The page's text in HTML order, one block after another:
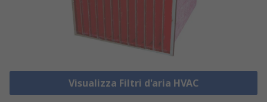
Visualizza Filtri d'aria HVAC